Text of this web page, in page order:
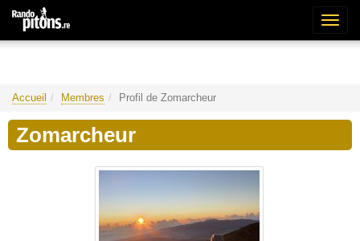
Accueil Membres Profil de Zomarcheur
Zomarcheur